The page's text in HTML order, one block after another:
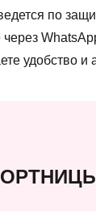
по
через
удобство и